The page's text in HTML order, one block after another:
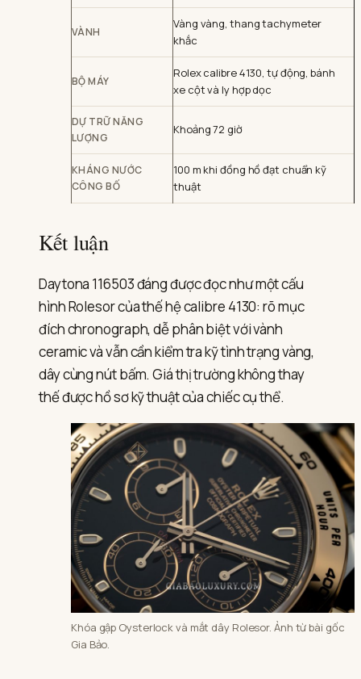
VÀNH
Vàng vàng, thang tachymeter
khắc
BỘ MÁY
Rolex calibre 4130, tự động, bánh
xe cột và ly hợp dọc
DỰ TRỮ NĂNG
LƯỢNG
Khoảng 72 giờ
KHÁNG NƯỚC
CÔNG BỐ
100 m khi đồng hồ đạt chuẩn kỹ
thuật
Kết luận
Daytona 116503 đáng được đọc như một cấu
hình Rolesor của thế hệ calibre 4130: rõ mục
đích chronograph, dễ phân biệt với vành
ceramic và vẫn cần kiểm tra kỹ tình trạng vàng,
dây cùng nút bấm. Giá thị trường không thay
thế được hồ sơ kỹ thuật của chiếc cụ thể.
Khóa gập Oysterlock và mắt dây Rolesor. Ảnh từ bài gốc
Gia Bảo.